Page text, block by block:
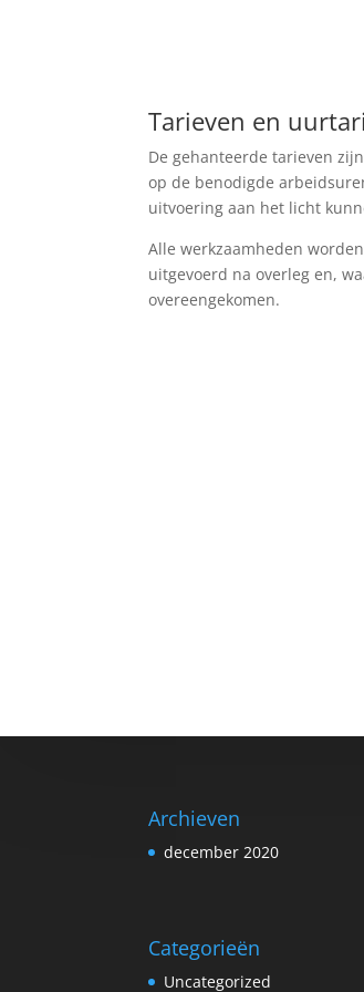
Tarieven en
De gehanteerde tarieven
op de benodigde
uitvoering aan het licht
Alle werkzaamheden
uitgevoerd na overleg en,
overeengekomen.
Archieven
december 2020
Categorieën
Uncategorized